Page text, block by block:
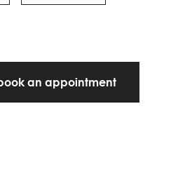
an appointment